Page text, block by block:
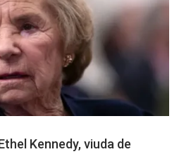
Kennedy, viuda de